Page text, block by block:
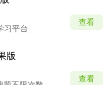
习平台
查看
版
查看